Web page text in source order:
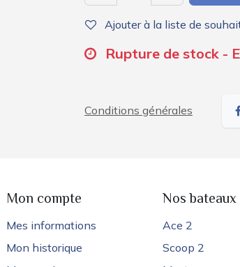
Ajouter à la liste de
Rupture de stock -
Conditions générales
Mon compte
Mes informations
Mon historique
Nos bateaux
Ace 2
Scoop 2